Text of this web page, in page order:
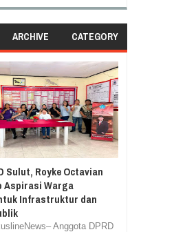
ARCHIVE CATEGORY
Sulut, Royke Octavian
Aspirasi Warga
Infrastruktur dan
Anggota DPRD